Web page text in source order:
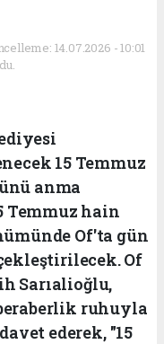
14.07.2026 - 10:01
15 Temmuz
anma
Temmuz hain
Of'ta gün
Of
Sarıalioğlu,
ruhuyla
ederek, "15